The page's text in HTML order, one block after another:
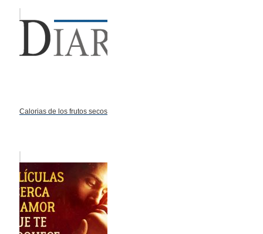
Calorias de los frutos secos